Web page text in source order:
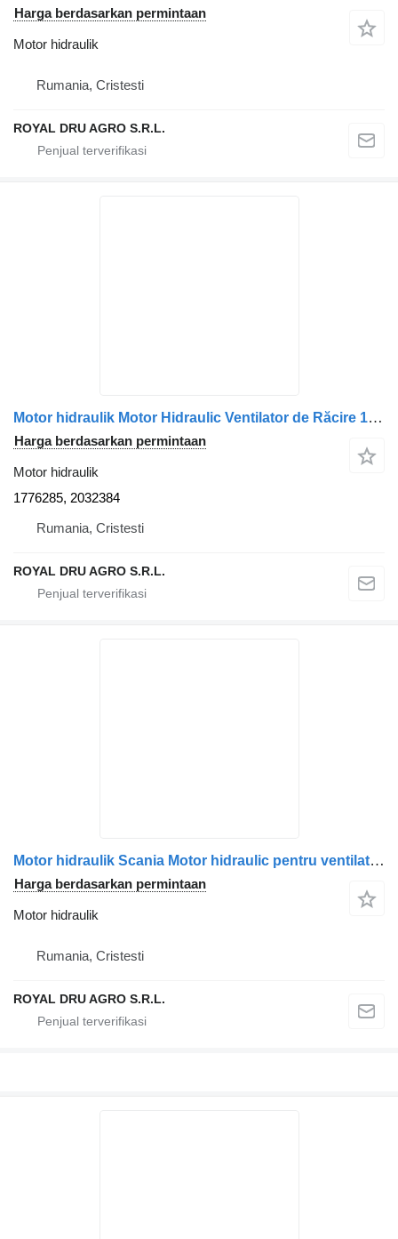
Harga berdasarkan permintaan
Motor hidraulik
Rumania, Cristesti
ROYAL DRU AGRO S.R.L.
Motor hidraulik Motor Hidraulic Ventilator de Răcire 1776285, 2032384 untuk truk Scania 1776285 2032384
Harga berdasarkan permintaan
Motor hidraulik
1776285, 2032384
Rumania, Cristesti
ROYAL DRU AGRO S.R.L.
Motor hidraulik Scania Motor hidraulic pentru ventilator de răcire untuk truk Scania 470937 1764450-16
Harga berdasarkan permintaan
Motor hidraulik
Rumania, Cristesti
ROYAL DRU AGRO S.R.L.